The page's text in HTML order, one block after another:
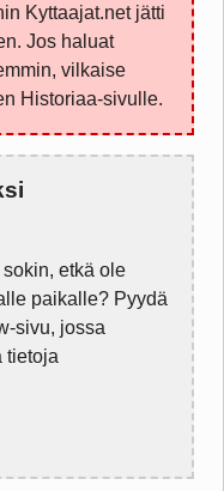
Kyttaajat.net jätti
Jos haluat
vilkaise
Historiaa-sivulle.
etkä ole
paikalle? Pyydä
sivu, jossa
tietoja